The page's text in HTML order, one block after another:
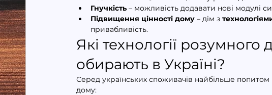
Гнучкість – можливість додавати нові модулі
Підвищення цінності дому – дім з
привабливість.
Які технології
обирають в Україні?
Серед українських споживачів найбільше попитом
дому: